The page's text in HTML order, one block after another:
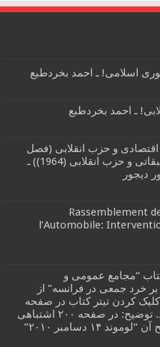
اسلامی! ـ احمد بخردطبع
ـ احمد بخردطبع
و حزب انقلابی (فصل
نخست از کتاب مبارزات طبقاتی و حزب انقلابی (1964)) ـ
دیجور
Rassemblement
l’Automobile:
“مجامع عمومی و
خرد جمعی در فرانسه” از
کلیک کردن تیتر کتاب در صفحه
ای که باز می شود. توضیح: در صفحه ۲۰۰ اشتباهی
در رفرانس ۳۴ موجود است که صحیح آن “لوموند ۱۴ دسامبر ۲۰۱۰”